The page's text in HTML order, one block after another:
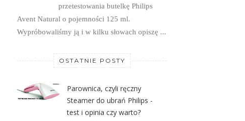
przetestowania butelkę Philips
Avent Natural o pojemności 125 ml.
Wypróbowaliśmy ją i w kilku słowach opiszę ...
OSTATNIE POSTY
Parownica, czyli ręczny
Steamer do ubrań Philips -
test i opinia czy warto?